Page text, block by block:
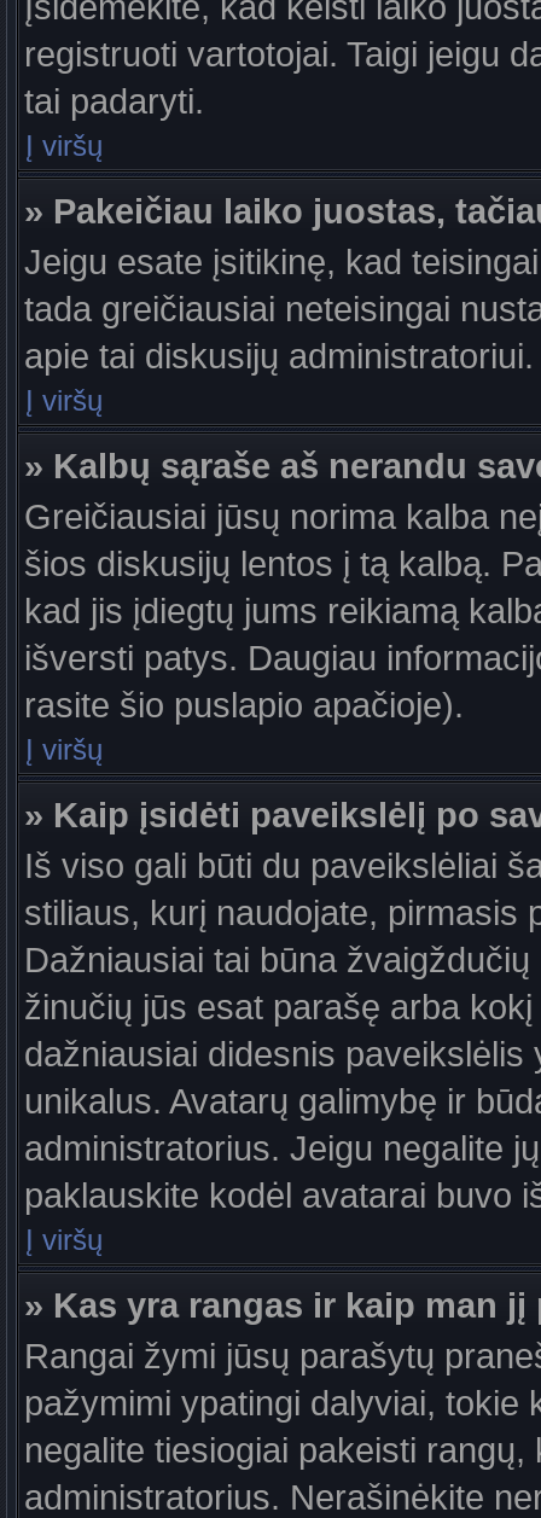
registruoti vartotojai. Taigi jeigu
tai padaryti.
Į viršų
» Pakeičiau laiko juostas,
Jeigu esate įsitikinę, kad
tada greičiausiai neteisingai
apie tai diskusijų administratoriui.
Į viršų
» Kalbų sąraše aš nerandu
Greičiausiai jūsų norima kalba
šios diskusijų lentos į tą kalbą.
kad jis įdiegtų jums reikiamą
išversti patys. Daugiau
rasite šio puslapio apačioje).
Į viršų
» Kaip įsidėti paveikslėlį po
Iš viso gali būti du paveikslėliai
stiliaus, kurį naudojate, pirmasis
Dažniausiai tai būna
žinučių jūs esat parašę arba
dažniausiai didesnis
unikalus. Avatarų galimybę ir
administratorius. Jeigu negalite
paklauskite kodėl avatarai buvo
Į viršų
» Kas yra rangas ir kaip man
Rangai žymi jūsų parašytų
pažymimi ypatingi dalyviai, tokie
negalite tiesiogiai pakeisti
administratorius. Nerašinėkite